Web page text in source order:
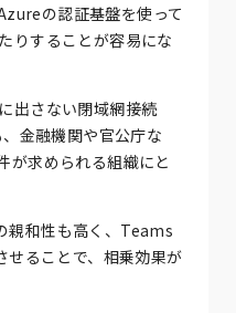
の認証基盤を使って
りすることが容易にな
出さない閉域網接続
金融機関や官公庁な
が求められる組織にと
和性も高く、Teams
ることで、相乗効果が